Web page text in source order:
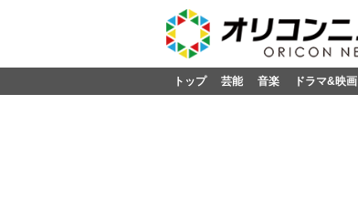
トップ 芸能 音楽 ドラマ&映画